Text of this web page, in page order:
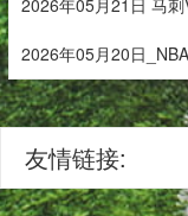
2026年05月21日 马刺
2026年05月20日
友情链接: